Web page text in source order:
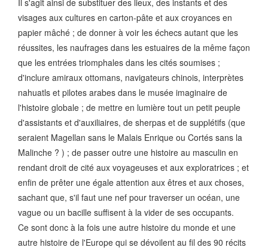
visages aux cultures en carton-pâte et aux croyances en
papier mâché ; de donner à voir les échecs autant que les
réussites, les naufrages dans les estuaires de la même façon
que les entrées triomphales dans les cités soumises ;
d'inclure amiraux ottomans, navigateurs chinois, interprètes
nahuatls et pilotes arabes dans le musée imaginaire de
l'histoire globale ; de mettre en lumière tout un petit peuple
d'assistants et d'auxiliaires, de sherpas et de supplétifs (que
seraient Magellan sans le Malais Enrique ou Cortés sans la
Malinche ? ) ; de passer outre une histoire au masculin en
rendant droit de cité aux voyageuses et aux exploratrices ; et
enfin de prêter une égale attention aux êtres et aux choses,
sachant que, s'il faut une nef pour traverser un océan, une
vague ou un bacille suffisent à la vider de ses occupants.
Ce sont donc à la fois une autre histoire du monde et une
autre histoire de l'Europe qui se dévoilent au fil des 90 récits